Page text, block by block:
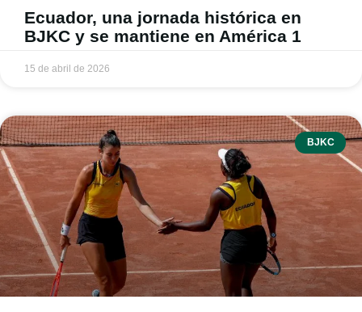
Ecuador, una jornada histórica en
BJKC y se mantiene en América 1
15 de abril de 2026
BJKC